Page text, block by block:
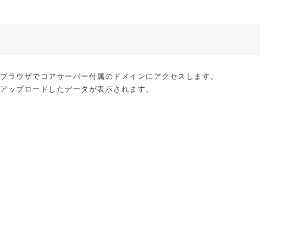
ブラウザでコアサーバー付属のドメインにアクセスします。
アップロードしたデータが表示されます。